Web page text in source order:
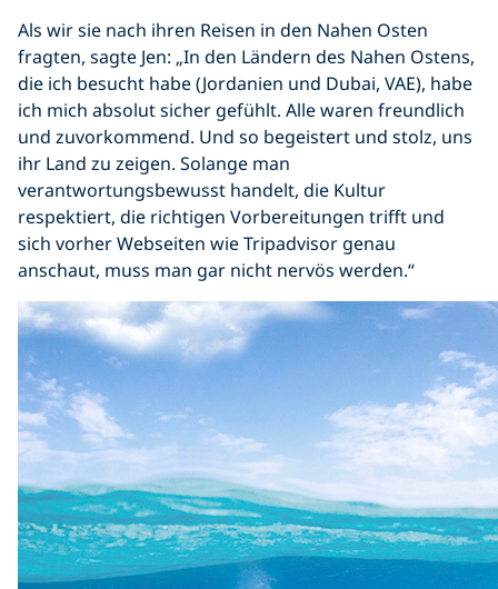
Als wir sie nach ihren Reisen in den Nahen Osten
fragten, sagte Jen: „In den Ländern des Nahen Ostens,
die ich besucht habe (Jordanien und Dubai, VAE), habe
ich mich absolut sicher gefühlt. Alle waren freundlich
und zuvorkommend. Und so begeistert und stolz, uns
ihr Land zu zeigen. Solange man
verantwortungsbewusst handelt, die Kultur
respektiert, die richtigen Vorbereitungen trifft und
sich vorher Webseiten wie Tripadvisor genau
anschaut, muss man gar nicht nervös werden.“